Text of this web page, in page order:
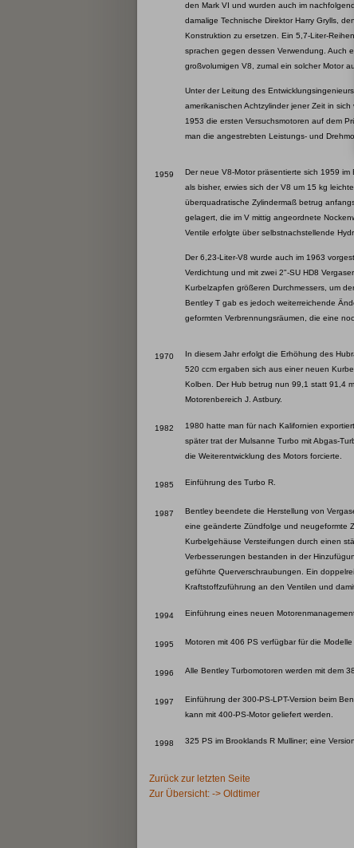
den Mark VI und wurden auch im
damalige Technische Direktor Harry Grylls,
Konstruktion zu ersetzen. Ein 5,7-Liter-
sprachen gegen dessen Verwendung. Auch
großvolumigen V8, zumal ein solcher Motor
Unter der Leitung des
amerikanischen Achtzylinder jener Zeit in
1953 die ersten Versuchsmotoren auf dem
man die angestrebten Leistungs- und
1959
Der neue V8-Motor präsentierte sich 1959
als bisher, erwies sich der V8 um 15 kg
überquadratische Zylindermaß betrug
gelagert, die im V mittig angeordnete
Ventile erfolgte über selbstnachstellende
Der 6,23-Liter-V8 wurde auch im 1963
Verdichtung und mit zwei 2"-SU HD8
Kurbelzapfen größeren Durchmessers, um
Bentley T gab es jedoch weiterreichende
geformten Verbrennungsräumen, die eine
1970
In diesem Jahr erfolgt die Erhöhung des
520 ccm ergaben sich aus einer neuen
Kolben. Der Hub betrug nun 99,1 statt 91,4
Motorenbereich J. Astbury.
1982
1980 hatte man für nach Kalifornien
später trat der Mulsanne Turbo mit Abgas-
die Weiterentwicklung des Motors forcierte.
1985 Einführung des Turbo R.
1987
Bentley beendete die Herstellung von
eine geänderte Zündfolge und neugeformte
Kurbelgehäuse Versteifungen durch einen
Verbesserungen bestanden in der
geführte Querverschraubungen. Ein
Kraftstoffzuführung an den Ventilen und
1994 Einführung eines neuen
1995 Motoren mit 406 PS verfügbar für die
1996 Alle Bentley Turbomotoren werden mit dem
1997
Einführung der 300-PS-LPT-Version beim
kann mit 400-PS-Motor geliefert werden.
1998 325 PS im Brooklands R Mulliner; eine
Zurück zur letzten Seite
Zur Übersicht: -> Oldtimer